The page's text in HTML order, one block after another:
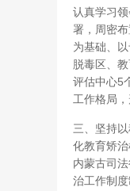
认真学习
署，周密
为基础、
脱毒区、
评估中心5
工作格局
三、坚持
化教育矫
内蒙古司
治工作制